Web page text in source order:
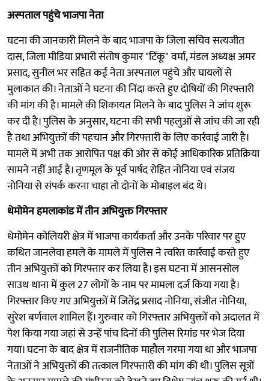
अस्पताल पहुंचे भाजपा नेता
घटना की जानकारी मिलने के बाद भाजपा के जिला सचिव सत्यजीत
दास, जिला मीडिया प्रभारी संतोष कुमार "टिंकू" वर्मा, मंडल अध्यक्ष अमर
प्रसाद, सुनील भर सहित कई नेता अस्पताल पहुंचे और घायलों से
मुलाकात की। नेताओं ने घटना की निंदा करते हुए दोषियों की गिरफ्तारी
की मांग की है। मामले की शिकायत मिलने के बाद पुलिस ने जांच शुरू
कर दी है। पुलिस के अनुसार, घटना की सभी पहलुओं से जांच की जा रही
है तथा अभियुक्तों की पहचान और गिरफ्तारी के लिए कार्रवाई जारी है।
मामले में अभी तक आरोपित पक्ष की ओर से कोई आधिकारिक प्रतिक्रिया
सामने नहीं आई है। तृणमूल के पूर्व पार्षद रोहित नोनिया एवं संजय
नोनिया से संपर्क करना चाहा तो दोनों के मोबाइल बंद थे।
धेमोमेन हमलाकांड में तीन अभियुक्त गिरफ्तार
धेमोमेन कोलियरी क्षेत्र में भाजपा कार्यकर्ता और उनके परिवार पर हुए
कथित जानलेवा हमले के मामले में पुलिस ने त्वरित कार्रवाई करते हुए
तीन अभियुक्तों को गिरफ्तार कर लिया है। इस घटना में आसनसोल
साउथ थाना में कुल 27 लोगों के नाम पर मामला दर्ज किया गया है।
गिरफ्तार किए गए अभियुक्तों में जितेंद्र प्रसाद नोनिया, संजीत नोनिया,
सुरेश बर्णवाल शामिल हैं। गुरुवार को गिरफ्तार अभियुक्तों को अदालत में
पेश किया गया जहां से उन्हें पांच दिनों की पुलिस रिमांड पर भेज दिया
गया। घटना के बाद क्षेत्र में राजनीतिक माहौल गरमा गया था और भाजपा
नेताओं ने अभियुक्तों की तत्काल गिरफ्तारी की मांग की थी। पुलिस सूत्रों